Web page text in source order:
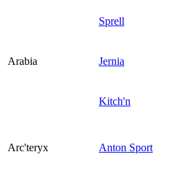
Sprell
Arabia Jernia
Kitch'n
Arc'teryx Anton Sport